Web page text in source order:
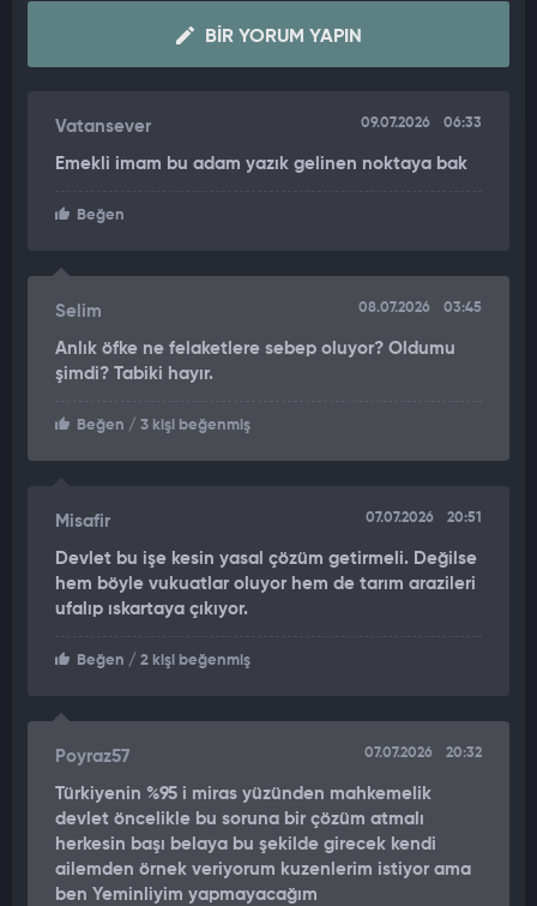
Mehmet Gülen ise sağlık ekiplerinin olay yerinde yaptığı ilk
müdahalenin ardından ambulansla Fatsa Devlet Hastanesi'ne
kurtarılamadı.
Öte yandan polis ekipleri, aralarında yer meselesinden
husumet bulunduğu iddia edilen ve saldırıyı gerçekleştiren
M.G.'yi yakalamak için geniş çaplı çalışma başlattı.
BIR YORUM YAPIN
Vatansever 09.07.2026 06:33
Emekli imam bu adam yazık gelinen noktaya bak
Beğen
Selim 08.07.2026 03:45
Anlık öfke ne felaketlere sebep oluyor? Oldumu
şimdi? Tabiki hayır.
Beğen / 3 kişi beğenmiş
Misafir 07.07.2026 20:51
Devlet bu işe kesin yasal çözüm getirmeli. Değilse
hem böyle vukuatlar oluyor hem de tarım arazileri
ufalıp ıskartaya çıkıyor.
Beğen / 2 kişi beğenmiş
Poyraz57 07.07.2026 20:32
Türkiyenin %95 i miras yüzünden mahkemelik
devlet öncelikle bu soruna bir çözüm atmalı
herkesin başı belaya bu şekilde girecek kendi
ailemden örnek veriyorum kuzenlerim istiyor ama
ben Yeminliyim yapmayacağım